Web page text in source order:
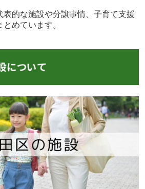
表的な施設や分譲事情、子育て支援
めています。